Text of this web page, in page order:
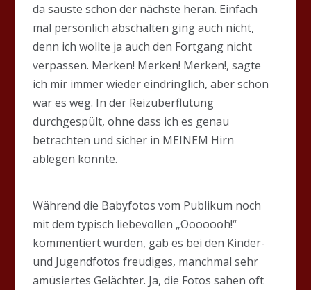
da sauste schon der nächste heran. Einfach
mal persönlich abschalten ging auch nicht,
denn ich wollte ja auch den Fortgang nicht
verpassen. Merken! Merken! Merken!, sagte
ich mir immer wieder eindringlich, aber schon
war es weg. In der Reizüberflutung
durchgespült, ohne dass ich es genau
betrachten und sicher in MEINEM Hirn
ablegen konnte.
Während die Babyfotos vom Publikum noch
mit dem typisch liebevollen „Ooooooh!“
kommentiert wurden, gab es bei den Kinder-
und Jugendfotos freudiges, manchmal sehr
amüsiertes Gelächter. Ja, die Fotos sahen oft